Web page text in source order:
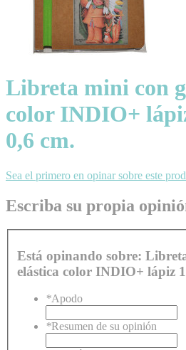
Libreta mini con
color INDIO+
0,6 cm.
Sea el primero en opinar sobre este
Escriba su propia
Está opinando sobre:
*Apodo
*Resumen de su opinión